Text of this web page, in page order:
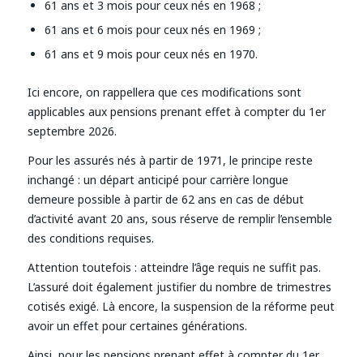
61 ans et 3 mois pour ceux nés en 1968 ;
61 ans et 6 mois pour ceux nés en 1969 ;
61 ans et 9 mois pour ceux nés en 1970.
Ici encore, on rappellera que ces modifications sont
applicables aux pensions prenant effet à compter du 1er
septembre 2026.
Pour les assurés nés à partir de 1971, le principe reste
inchangé : un départ anticipé pour carrière longue
demeure possible à partir de 62 ans en cas de début
d’activité avant 20 ans, sous réserve de remplir l’ensemble
des conditions requises.
Attention toutefois : atteindre l’âge requis ne suffit pas.
L’assuré doit également justifier du nombre de trimestres
cotisés exigé. Là encore, la suspension de la réforme peut
avoir un effet pour certaines générations.